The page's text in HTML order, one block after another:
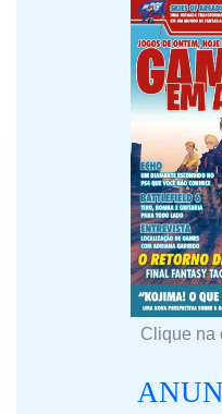
Clique na